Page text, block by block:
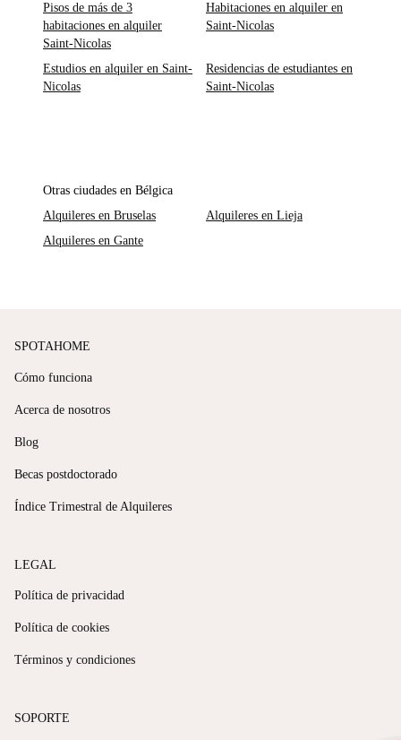
Pisos de más de 3
habitaciones en alquiler
Saint-Nicolas
Habitaciones en alquiler en
Saint-Nicolas
Estudios en alquiler en Saint-
Nicolas
Residencias de estudiantes en
Saint-Nicolas
Otras ciudades en Bélgica
Alquileres en Bruselas
Alquileres en Lieja
Alquileres en Gante
SPOTAHOME
Cómo funciona
Acerca de nosotros
Blog
Becas postdoctorado
Índice Trimestral de Alquileres
LEGAL
Política de privacidad
Política de cookies
Términos y condiciones
SOPORTE